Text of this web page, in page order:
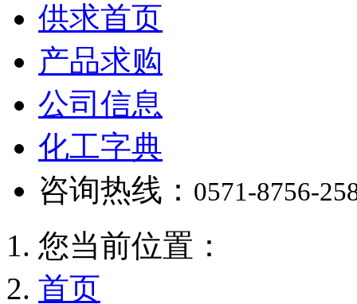
供求首页
产品求购
公司信息
化工字典
咨询热线： 0571-8756-
您当前位置：
首页